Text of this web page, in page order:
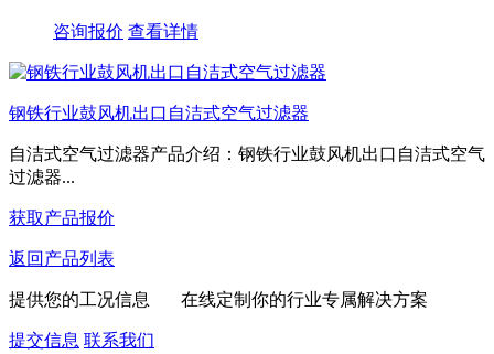
咨询报价 查看详情
钢铁行业鼓风机出口自洁式空气过滤器
自洁式空气过滤器产品介绍：钢铁行业鼓风机出口自洁式空气
过滤器...
获取产品报价
返回产品列表
提供您的工况信息 在线定制你的行业专属解决方案
提交信息 联系我们